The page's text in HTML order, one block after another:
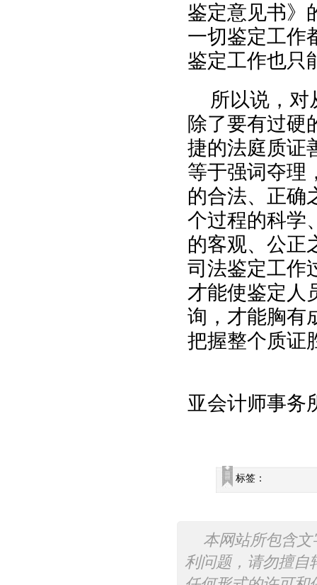
鉴定意见书》
一切鉴定工作
鉴定工作也只
所以说，对
除了要有过硬
捷的法庭质证
等于强词夺理
的合法、正确
个过程的科学
的客观、公正
司法鉴定工作
才能使鉴定人
询，才能胸有
把握整个质证
亚会计师事务
标签：
本网站所包含
利问题，请勿擅自